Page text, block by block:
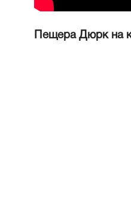
Пещера Дюрк на